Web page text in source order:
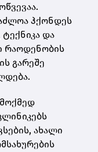
ჰქონდეს
და
რაოდენობის
გარეშე
ახალი